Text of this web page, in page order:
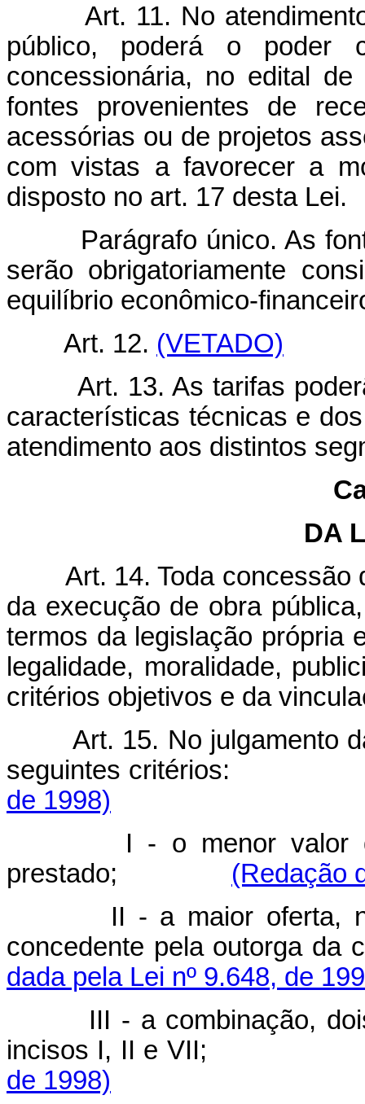
Art. 11. No atendimento
público, poderá o poder
concessionária, no edital
fontes provenientes de
acessórias ou de projetos
com vistas a favorecer a
disposto no art. 17 desta Lei.
Parágrafo único. As
serão obrigatoriamente
equilíbrio econômico-
Art. 12. (VETADO)
Art. 13. As tarifas
características técnicas e
atendimento aos distintos
DA
Art. 14. Toda concessão
da execução de obra
termos da legislação própria
legalidade, moralidade,
critérios objetivos e da
Art. 15. No julgamento
seguintes
de 1998)
I - o menor valor
prestado;
(Redação
II - a maior oferta,
concedente pela
dada pela Lei nº 9.648, de
III - a combinação,
incisos I, II e
de 1998)